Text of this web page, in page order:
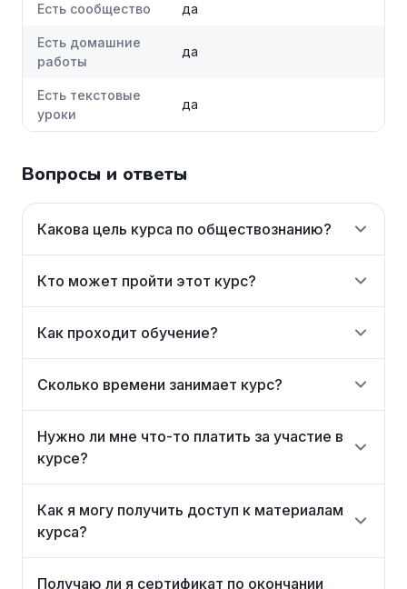
Есть сообщество да
Есть домашние
работы
да
Есть текстовые
уроки
да
Вопросы и ответы
Какова цель курса по обществознанию?
Кто может пройти этот курс?
Как проходит обучение?
Сколько времени занимает курс?
Нужно ли мне что-то платить за участие в
курсе?
Как я могу получить доступ к материалам
курса?
Получаю ли я сертификат по окончании